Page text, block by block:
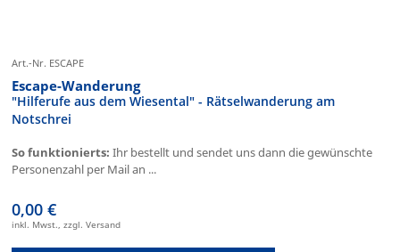
Art.-Nr. ESCAPE
Escape-Wanderung
"Hilferufe aus dem Wiesental" - Rätselwanderung am
Notschrei
So funktionierts: Ihr bestellt und sendet uns dann die gewünschte
Personenzahl per Mail an ...
0,00 €
inkl. Mwst., zzgl. Versand